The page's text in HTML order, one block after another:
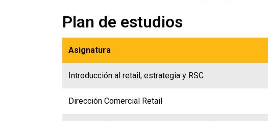
Plan de estudios
Asignatura
Introducción al retail, estrategia y RSC
Dirección Comercial Retail